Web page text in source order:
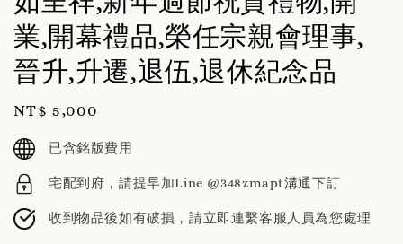
業,開幕禮品,榮任宗親會理事,
晉升,升遷,退伍,退休紀念品
Regular
price
NT$ 5,000
已含銘版費用
宅配到府，請提早加Line @348zmapt溝通下訂
收到物品後如有破損，請立即連繫客服人員為您處理